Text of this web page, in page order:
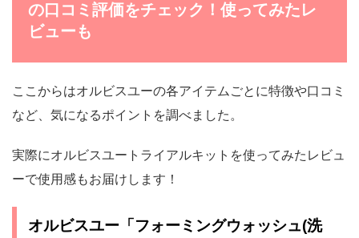
の口コミ評価をチェック！使ってみたレ
ビューも
ここからはオルビスユーの各アイテムごとに特徴や口コミ
など、気になるポイントを調べました。
実際にオルビスユートライアルキットを使ってみたレビュ
ーで使用感もお届けします！
オルビスユー「フォーミングウォッシュ(洗